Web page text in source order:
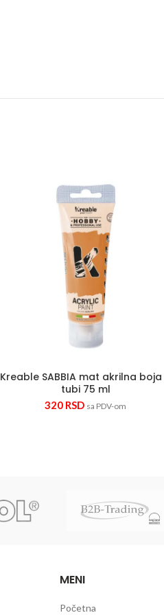
Kreable SABBIA mat akrilna boja
tubi 75 ml
320 RSD sa PDV-om
Kreable
MENI
Početna